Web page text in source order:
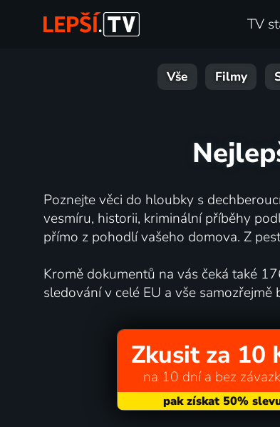
TV
Vše Filmy
Poznejte věci do hloubky s
vesmíru, historii, kriminální příběhy
přímo z pohodlí vašeho domova. Z
Kromě dokumentů na vás čeká také
sledování v celé EU a vše samozřejmě
Zkusit za 10
na 10 dní a bez